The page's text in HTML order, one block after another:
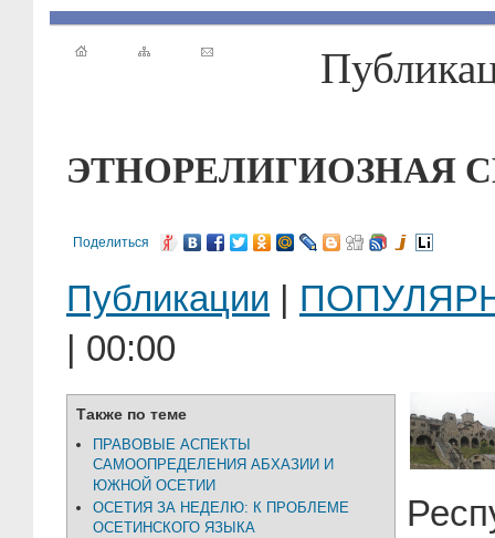
ЭТНОРЕЛИГИОЗНАЯ
Поделиться
Публикации |
| 00:00
Также по теме
ПРАВОВЫЕ АСПЕКТЫ
САМООПРЕДЕЛЕНИЯ АБХАЗИИ И
ЮЖНОЙ ОСЕТИИ
ОСЕТИЯ ЗА НЕДЕЛЮ: К ПРОБЛЕМЕ
ОСЕТИНСКОГО ЯЗЫКА